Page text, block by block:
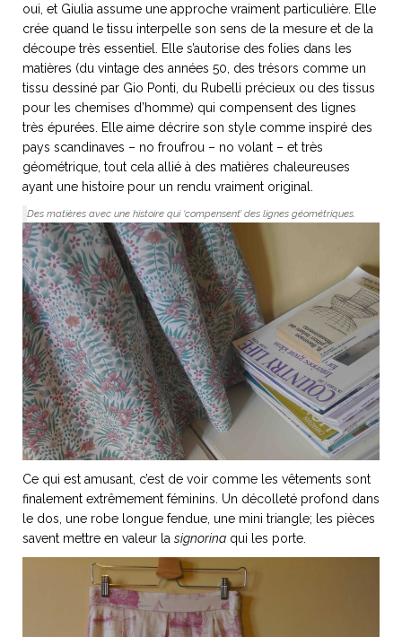
oui, et Giulia assume une approche vraiment particulière. Elle
crée quand le tissu interpelle son sens de la mesure et de la
découpe très essentiel. Elle s’autorise des folies dans les
matières (du vintage des années 50, des trésors comme un
tissu dessiné par Gio Ponti, du Rubelli précieux ou des tissus
pour les chemises d’homme) qui compensent des lignes
très épurées. Elle aime décrire son style comme inspiré des
pays scandinaves – no froufrou – no volant – et très
géométrique, tout cela allié à des matières chaleureuses
ayant une histoire pour un rendu vraiment original.
Des matières avec une histoire qui ‘compensent’ des lignes géométriques.
Ce qui est amusant, c’est de voir comme les vêtements sont
finalement extrêmement féminins. Un décolleté profond dans
le dos, une robe longue fendue, une mini triangle; les pièces
savent mettre en valeur la signorina qui les porte.